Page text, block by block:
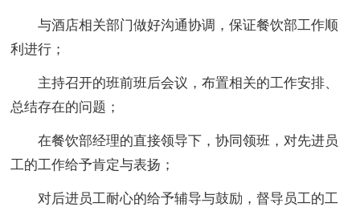
与酒店相关部门做好沟通协调，保证餐饮部工作顺
利进行；
主持召开的班前班后会议，布置相关的工作安排、
总结存在的问题；
在餐饮部经理的直接领导下，协同领班，对先进员
工的工作给予肯定与表扬；
对后进员工耐心的给予辅导与鼓励，督导员工的工